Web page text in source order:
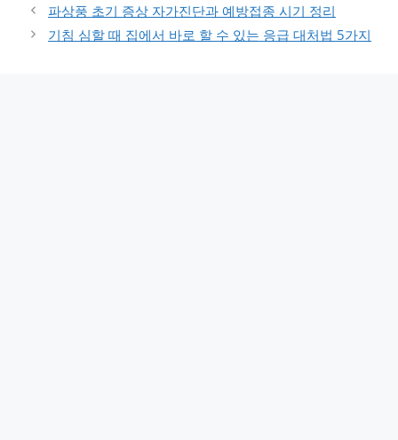
파상풍 초기 증상 자가진단과 예방접종 시기 정리
기침 심할 때 집에서 바로 할 수 있는 응급 대처법 5가지